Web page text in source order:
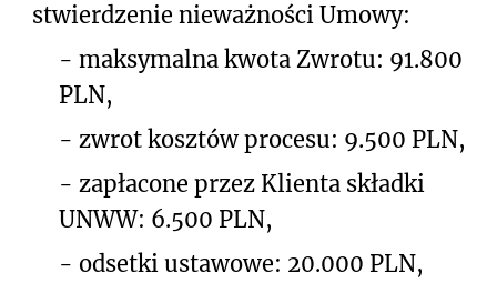
stwierdzenie nieważności Umowy:
- maksymalna kwota Zwrotu: 91.800
PLN,
- zwrot kosztów procesu: 9.500 PLN,
- zapłacone przez Klienta składki
UNWW: 6.500 PLN,
- odsetki ustawowe: 20.000 PLN,